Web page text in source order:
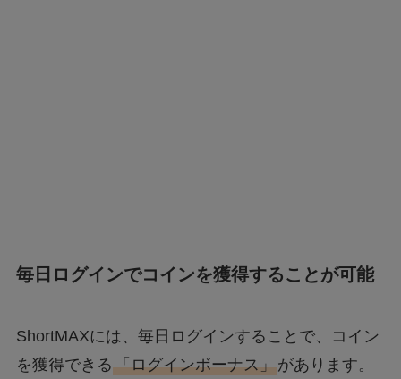
毎日ログインでコインを獲得することが可能
ShortMAXには、毎日ログインすることで、コイン
を獲得できる「ログインボーナス」があります。